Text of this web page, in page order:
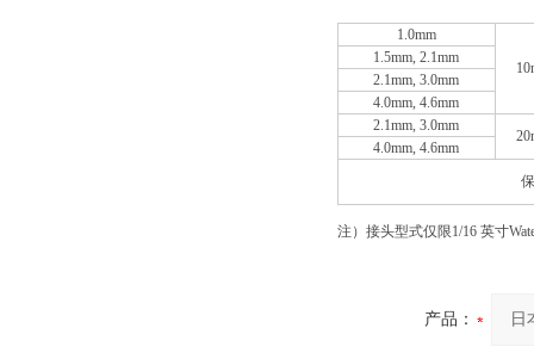
1.0mm
1.5mm, 2.1mm
2.1mm, 3.0mm
4.0mm, 4.6mm
2.1mm, 3.0mm
4.0mm, 4.6mm
注）接头型式仅限1/16 英寸
产品：